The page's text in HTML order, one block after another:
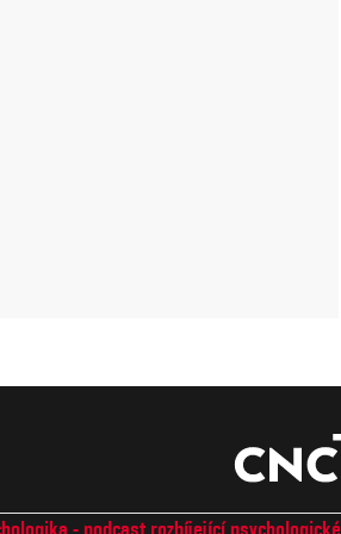
- podcast rozbíjející psychologické